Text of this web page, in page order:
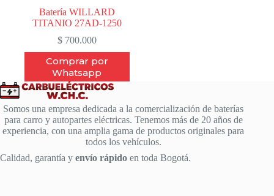
Batería WILLARD
TITANIO 27AD-1250
$700.000
Comprar por
Whatsapp
Somos una empresa dedicada a la comercialización de baterías
para carro y autopartes eléctricas. Tenemos más de 20 años de
experiencia, con una amplia gama de productos originales para
todos los vehículos.
Calidad, garantía y envío rápido en toda Bogotá.